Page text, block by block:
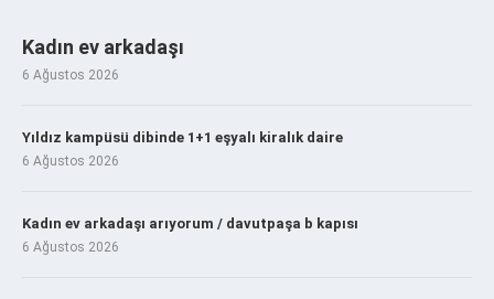
Kadın ev arkadaşı
6 Ağustos 2026
Yıldız kampüsü dibinde 1+1 eşyalı kiralık daire
6 Ağustos 2026
Kadın ev arkadaşı arıyorum / davutpaşa b kapısı
6 Ağustos 2026